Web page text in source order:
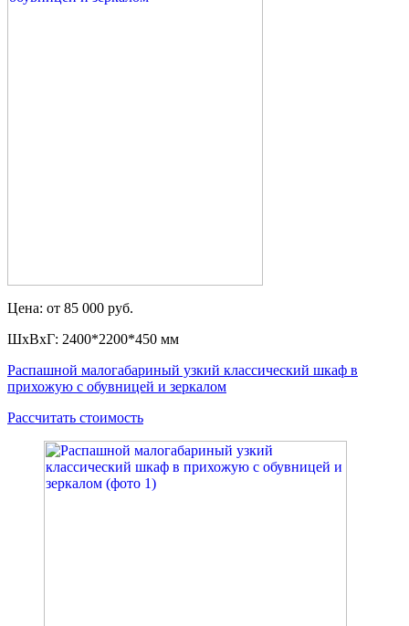
Цена: от 85 000 руб.
ШxВxГ: 2400*2200*450 мм
Распашной малогабариный узкий классический шкаф в
прихожую с обувницей и зеркалом
Рассчитать стоимость